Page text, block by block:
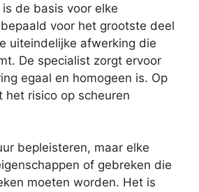
de basis voor elke
voor het grootste deel
uiteindelijke afwerking die
De specialist zorgt ervoor
egaal en homogeen is. Op
het risico op scheuren
bepleisteren, maar elke
of gebreken die
moeten worden. Het is